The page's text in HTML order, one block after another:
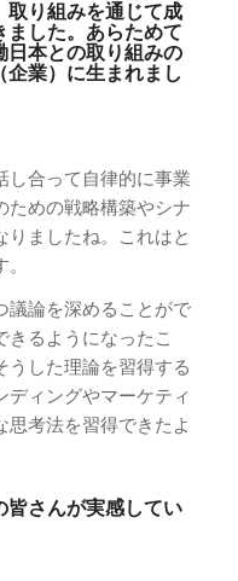
取り組みを通じて成
ました。あらためて
日本との取り組みの
業）に生まれまし
し合って自律的に事業
ための戦略構築やシナ
りましたね。これはと
議論を深めることがで
きるようになったこ
うした理論を習得する
ディングやマーケティ
思考法を習得できたよ
皆さんが実感してい